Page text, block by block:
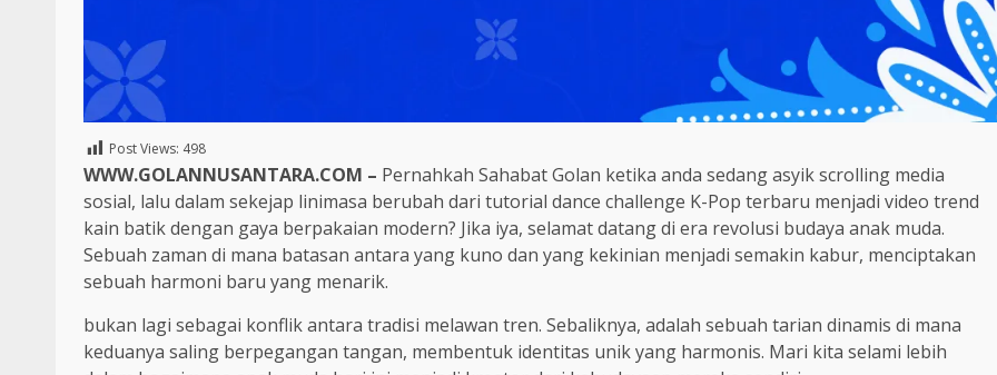
Post Views: 498
WWW.GOLANNUSANTARA.COM – Pernahkah Sahabat Golan ketika anda sedang asyik scrolling media
sosial, lalu dalam sekejap linimasa berubah dari tutorial dance challenge K-Pop terbaru menjadi video trend
kain batik dengan gaya berpakaian modern? Jika iya, selamat datang di era revolusi budaya anak muda.
Sebuah zaman di mana batasan antara yang kuno dan yang kekinian menjadi semakin kabur, menciptakan
sebuah harmoni baru yang menarik.
bukan lagi sebagai konflik antara tradisi melawan tren. Sebaliknya, adalah sebuah tarian dinamis di mana
keduanya saling berpegangan tangan, membentuk identitas unik yang harmonis. Mari kita selami lebih